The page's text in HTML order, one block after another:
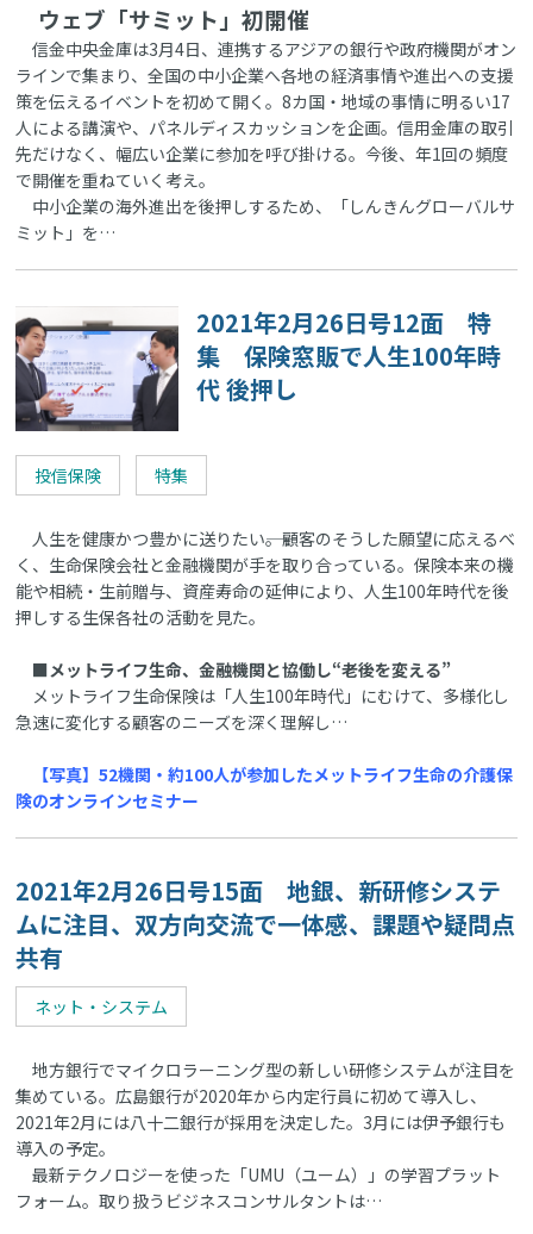
ウェブ「サミット」初開催
信金中央金庫は3月4日、連携するアジアの銀行や政府機関がオン
ラインで集まり、全国の中小企業へ各地の経済事情や進出への支援
策を伝えるイベントを初めて開く。8カ国・地域の事情に明るい17
人による講演や、パネルディスカッションを企画。信用金庫の取引
先だけなく、幅広い企業に参加を呼び掛ける。今後、年1回の頻度
で開催を重ねていく考え。
中小企業の海外進出を後押しするため、「しんきんグローバルサ
ミット」を…
2021年2月26日号12面 特
集 保険窓販で人生100年時
代 後押し
投信保険 特集
人生を健康かつ豊かに送りたい――。顧客のそうした願望に応えるべ
く、生命保険会社と金融機関が手を取り合っている。保険本来の機
能や相続・生前贈与、資産寿命の延伸により、人生100年時代を後
押しする生保各社の活動を見た。
■メットライフ生命、金融機関と協働し“老後を変える”
メットライフ生命保険は「人生100年時代」にむけて、多様化し
急速に変化する顧客のニーズを深く理解し…
【写真】52機関・約100人が参加したメットライフ生命の介護保
険のオンラインセミナー
2021年2月26日号15面 地銀、新研修システ
ムに注目、双方向交流で一体感、課題や疑問点
共有
ネット・システム
地方銀行でマイクロラーニング型の新しい研修システムが注目を
集めている。広島銀行が2020年から内定行員に初めて導入し、
2021年2月には八十二銀行が採用を決定した。3月には伊予銀行も
導入の予定。
最新テクノロジーを使った「UMU（ユーム）」の学習プラット
フォーム。取り扱うビジネスコンサルタントは…